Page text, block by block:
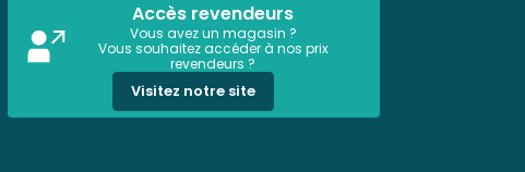
Accès revendeurs
Vous avez un magasin ?
Vous souhaitez accéder à nos prix
revendeurs ?
Visitez notre site